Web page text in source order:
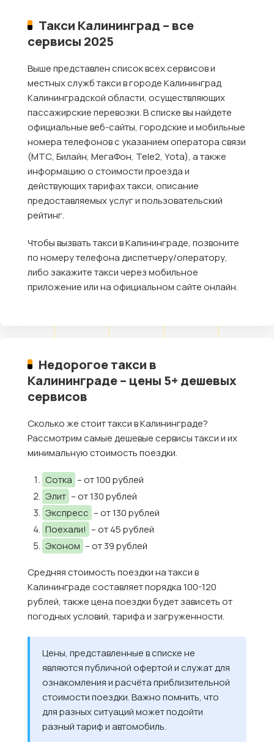
Такси Калининград – все
сервисы 2025
Выше представлен список всех сервисов и
местных служб такси в городе Калининград
Калининградской области, осуществляющих
пассажирские перевозки. В списке вы найдете
официальные веб-сайты, городские и мобильные
номера телефонов с указанием оператора связи
(МТС, Билайн, МегаФон, Tele2, Yota), а также
информацию о стоимости проезда и
действующих тарифах такси, описание
предоставляемых услуг и пользовательский
рейтинг.
Чтобы вызвать такси в Калининграде, позвоните
по номеру телефона диспетчеру/оператору,
либо закажите такси через мобильное
приложение или на официальном сайте онлайн.
Недорогое такси в
Калининграде – цены 5+ дешевых
сервисов
Сколько же стоит такси в Калининграде?
Рассмотрим самые дешевые сервисы такси и их
минимальную стоимость поездки.
Сотка – от 100 рублей
Элит – от 130 рублей
Экспресс – от 130 рублей
Поехали! – от 45 рублей
Эконом – от 39 рублей
Средняя стоимость поездки на такси в
Калининграде составляет порядка 100-120
рублей, также цена поездки будет зависеть от
погодных условий, тарифа и загруженности.
Цены, представленные в списке не
являются публичной офертой и служат для
ознакомления и расчёта приблизительной
стоимости поездки. Важно помнить, что
для разных ситуаций может подойти
разный тариф и автомобиль.